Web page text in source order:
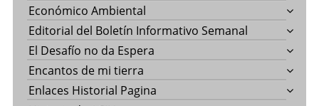
Económico Ambiental
Editorial del Boletín Informativo Semanal
El Desafío no da Espera
Encantos de mi tierra
Enlaces Historial Pagina